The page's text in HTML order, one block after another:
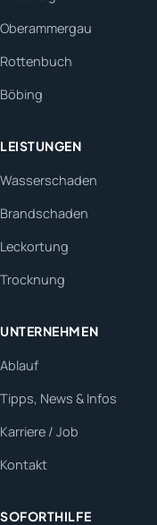
Oberammergau
Rottenbuch
Böbing
LEISTUNGEN
Wasserschaden
Brandschaden
Leckortung
Trocknung
UNTERNEHMEN
Ablauf
Tipps, News & Infos
Karriere / Job
Kontakt
SOFORTHILFE